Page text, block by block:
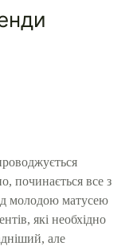
починається все з
молодою матусею
які необхідно
але